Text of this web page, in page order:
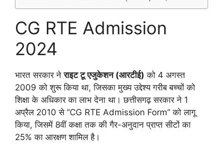
CG RTE Admission
2024
भारत सरकार नेराइट टू एजुकेशन (आरटीई) को 4 अगस्त
2009 को शुरू किया था, जिसका मुख्य उद्देश्य गरीब बच्चों को
शिक्षा के अधिकार का लाभ देना था। छत्तीसगढ़ सरकार ने 1
अप्रैल 2010 से “CG RTE Admission Form” को लागू
किया, जिसमें 8वीं कक्षा तक की गैर-अनुदान प्राप्त सीटों का
25% का आरक्षण शामिल है।